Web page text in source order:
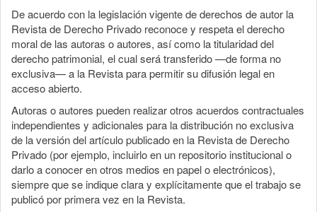
De acuerdo con la legislación vigente de derechos de autor la
Revista de Derecho Privado reconoce y respeta el derecho
moral de las autoras o autores, así como la titularidad del
derecho patrimonial, el cual será transferido —de forma no
exclusiva— a la Revista para permitir su difusión legal en
acceso abierto.
Autoras o autores pueden realizar otros acuerdos contractuales
independientes y adicionales para la distribución no exclusiva
de la versión del artículo publicado en la Revista de Derecho
Privado (por ejemplo, incluirlo en un repositorio institucional o
darlo a conocer en otros medios en papel o electrónicos),
siempre que se indique clara y explícitamente que el trabajo se
publicó por primera vez en la Revista.